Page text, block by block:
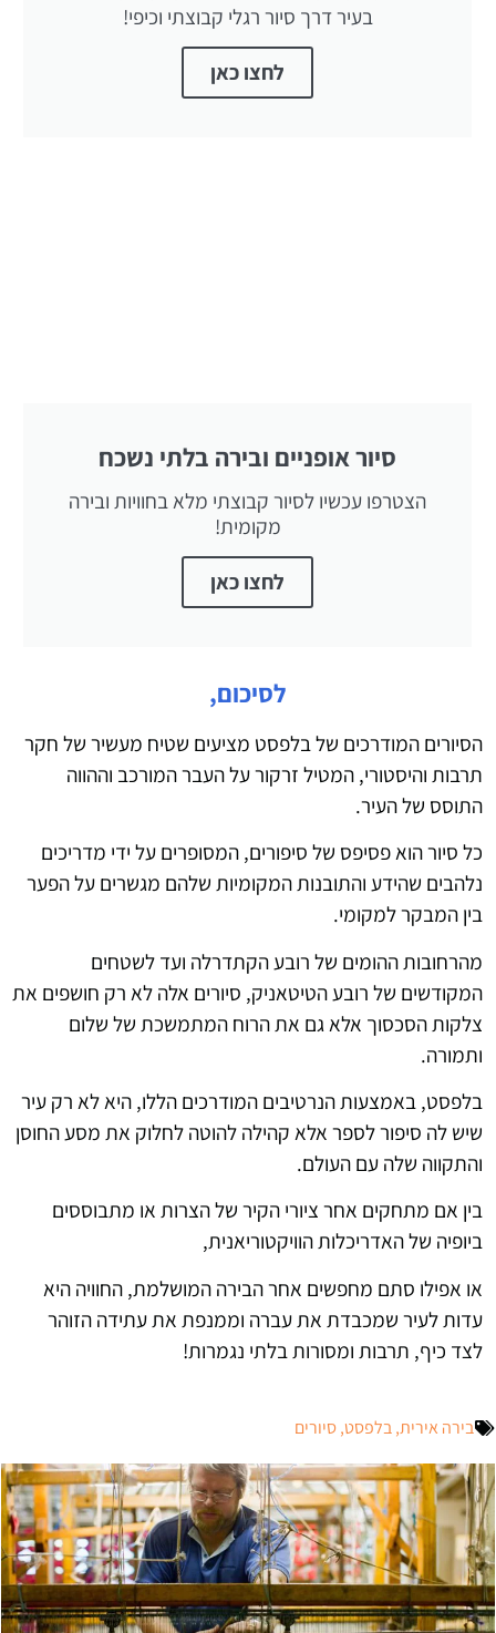
בעיר דרך סיור רגלי קבוצתי וכיפי!
לחצו כאן
סיור אופניים ובירה בלתי נשכח
הצטרפו עכשיו לסיור קבוצתי מלא בחוויות ובירה
מקומית!
לחצו כאן
לסיכום,
הסיורים המודרכים של בלפסט מציעים שטיח מעשיר של חקר
תרבות והיסטורי, המטיל זרקור על העבר המורכב וההווה
התוסס של העיר.
כל סיור הוא פסיפס של סיפורים, המסופרים על ידי מדריכים
נלהבים שהידע והתובנות המקומיות שלהם מגשרים על הפער
בין המבקר למקומי.
מהרחובות ההומים של רובע הקתדרלה ועד לשטחים
המקודשים של רובע הטיטאניק, סיורים אלה לא רק חושפים את
צלקות הסכסוך אלא גם את הרוח המתמשכת של שלום
ותמורה.
בלפסט, באמצעות הנרטיבים המודרכים הללו, היא לא רק עיר
שיש לה סיפור לספר אלא קהילה להוטה לחלוק את מסע החוסן
והתקווה שלה עם העולם.
בין אם מתחקים אחר ציורי הקיר של הצרות או מתבוססים
ביופיה של האדריכלות הוויקטוריאנית,
או אפילו סתם מחפשים אחר הבירה המושלמת, החוויה היא
עדות לעיר שמכבדת את עברה וממנפת את עתידה הזוהר
לצד כיף, תרבות ומסורות בלתי נגמרות!
בירה אירית,בלפסט,סיורים